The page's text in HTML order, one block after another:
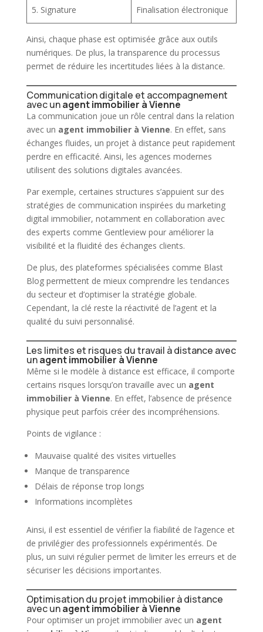
5. Signature Finalisation électronique
Ainsi, chaque phase est optimisée grâce aux outils
numériques. De plus, la transparence du processus
permet de réduire les incertitudes liées à la distance.
Communication digitale et accompagnement
avec unagent immobilier à Vienne
La communication joue un rôle central dans la relation
avec un agent immobilier à Vienne. En effet, sans
échanges fluides, un projet à distance peut rapidement
perdre en efficacité. Ainsi, les agences modernes
utilisent des solutions digitales avancées.
Par exemple, certaines structures s’appuient sur des
stratégies de communication inspirées du marketing
digital immobilier, notamment en collaboration avec
des experts comme Gentleviewpour améliorer la
visibilité et la fluidité des échanges clients.
De plus, des plateformes spécialisées comme Blast
Blogpermettent de mieux comprendre les tendances
du secteur et d’optimiser la stratégie globale.
Cependant, la clé reste la réactivité de l’agent et la
qualité du suivi personnalisé.
Les limites et risques du travail à distance avec
unagent immobilier à Vienne
Même si le modèle à distance est efficace, il comporte
certains risques lorsqu’on travaille avec un agent
immobilierà Vienne. En effet, l’absence de présence
physique peut parfois créer des incompréhensions.
Points de vigilance :
Mauvaise qualité des visites virtuelles
Manque de transparence
Délais de réponse trop longs
Informations incomplètes
Ainsi, il est essentiel de vérifier la fiabilité de l’agence et
de privilégier des professionnels expérimentés. De
plus, un suivi régulier permet de limiter les erreurs et de
sécuriser les décisions importantes.
Optimisation du projet immobilier à distance
avec unagent immobilier à Vienne
Pour optimiser un projet immobilier avec un agent